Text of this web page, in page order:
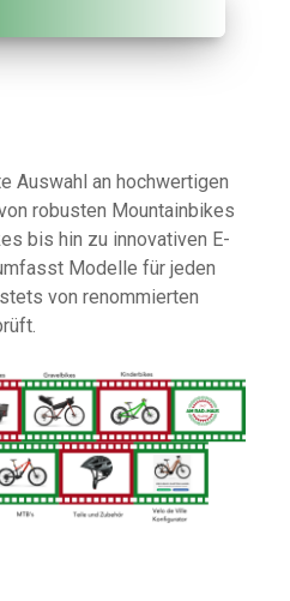
Auswahl an hochwertigen
robusten Mountainbikes
bis hin zu innovativen E-
Modelle für jeden
von renommierten